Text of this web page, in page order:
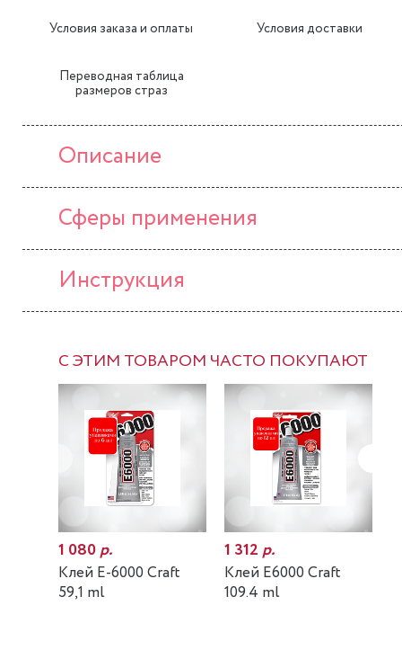
Условия заказа и оплаты Условия доставки
Переводная таблица
размеров страз
Описание
Сферы применения
Инструкция
С ЭТИМ ТОВАРОМ ЧАСТО ПОКУПАЮТ
1 080р.
Клей E-6000 Craft
59,1 ml
1 312р.
Клей E6000 Craft
109.4 ml